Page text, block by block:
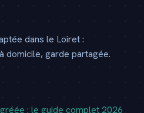
dans le Loiret :
domicile, garde partagée.
: le guide complet 2026